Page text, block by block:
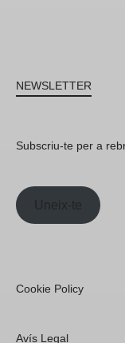
NEWSLETTER
Subscriu-te per a
Uneix-te
Cookie Policy
Avís Legal